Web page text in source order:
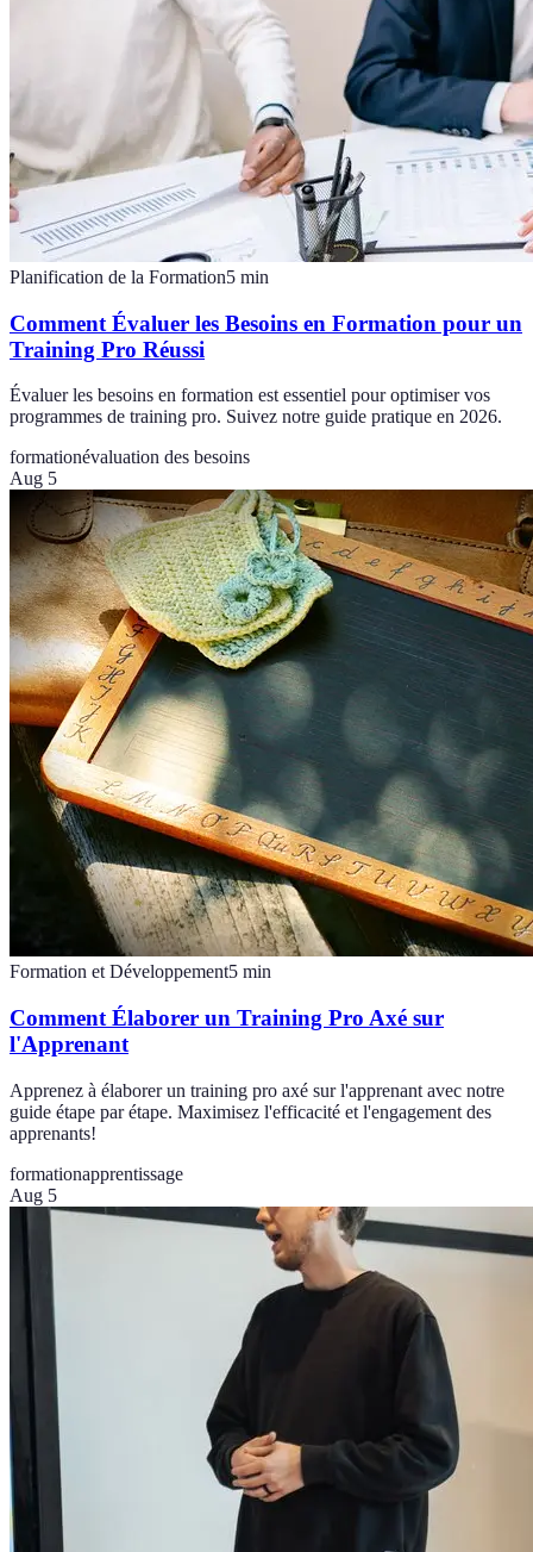
Planification de la Formation5 min
Comment Évaluer les Besoins en Formation pour un
Training Pro Réussi
Évaluer les besoins en formation est essentiel pour optimiser vos
programmes de training pro. Suivez notre guide pratique en 2026.
formationévaluation des besoins
Aug 5
Formation et Développement5 min
Comment Élaborer un Training Pro Axé sur
l'Apprenant
Apprenez à élaborer un training pro axé sur l'apprenant avec notre
guide étape par étape. Maximisez l'efficacité et l'engagement des
apprenants!
formationapprentissage
Aug 5